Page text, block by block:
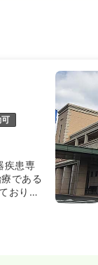
疾患専
である
おり消